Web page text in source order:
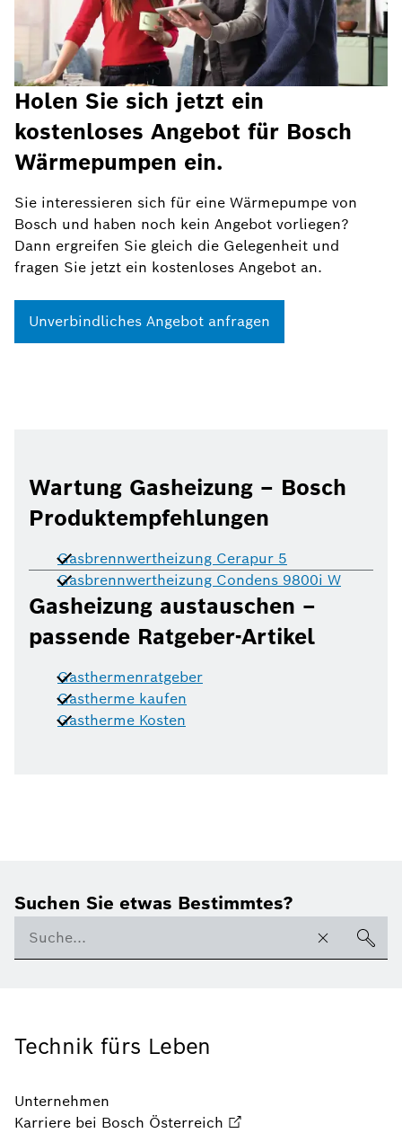
Holen Sie sich jetzt ein
kostenloses Angebot für Bosch
Wärmepumpen ein.
Sie interessieren sich für eine Wärmepumpe von
Bosch und haben noch kein Angebot vorliegen?
Dann ergreifen Sie gleich die Gelegenheit und
fragen Sie jetzt ein kostenloses Angebot an.
Unverbindliches Angebot anfragen
Wartung Gasheizung – Bosch
Produktempfehlungen
Gasbrennwertheizung Cerapur 5
Gasbrennwertheizung Condens 9800i W
Gasheizung austauschen –
passende Ratgeber-Artikel
Gasthermenratgeber
Gastherme kaufen
Gastherme Kosten
Suchen Sie etwas Bestimmtes?
Technik fürs Leben
Unternehmen
Karriere bei Bosch Österreich